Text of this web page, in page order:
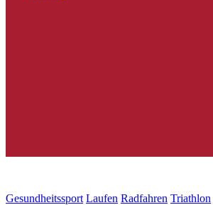
Gesundheitssport Laufen Radfahren Triathlon